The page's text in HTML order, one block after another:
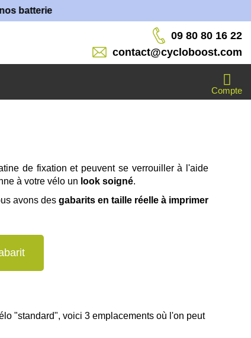
sont fabriquées dans nos ateliers !
09 80 80 16 22
contact@cycloboost.com
Compte
de fixation et peuvent se verrouiller à l'aide
à votre vélo un look soigné.
avons des gabarits en taille réelle à imprimer
"standard", voici 3 emplacements où l'on peut